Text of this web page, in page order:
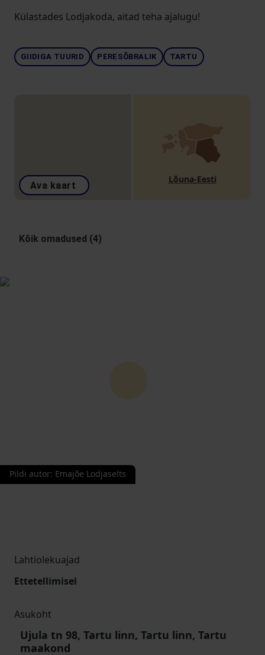
Külastades Lodjakoda, aitad teha ajalugu!
GIIDIGA TUURID PERESÕBRALIK TARTU
Ava kaart
Lõuna-Eesti
Kõik omadused (4)
Pildi autor: Emajõe Lodjaselts
Lahtiolekuajad
Ettetellimisel
Asukoht
Ujula tn 98, Tartu linn, Tartu linn, Tartu
maakond